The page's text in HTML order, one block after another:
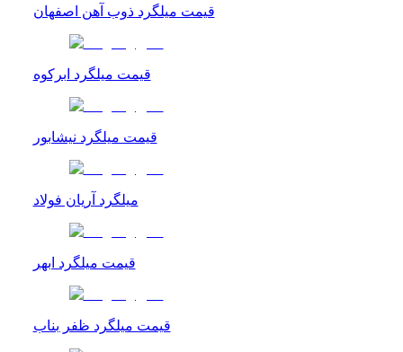
قیمت میلگرد ذوب آهن اصفهان
قیمت میلگرد ابرکوه
قیمت میلگرد نیشابور
میلگرد آریان فولاد
قیمت میلگرد ابهر
قیمت میلگرد ظفر بناب